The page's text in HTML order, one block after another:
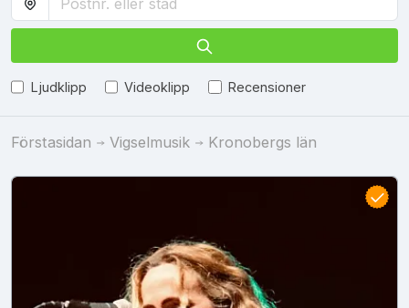
Ljudklipp Videoklipp Recensioner
Förstasidan Vigselmusik Kronobergs län